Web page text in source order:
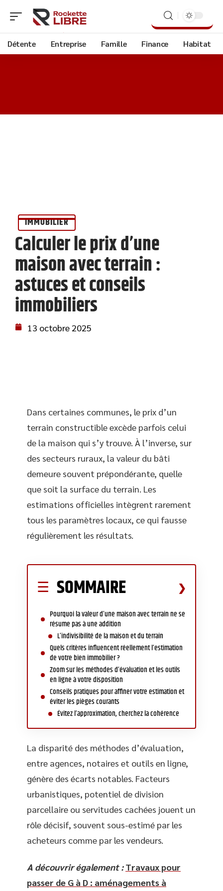
Détente Entreprise Famille Finance Habitat
IMMOBILIER
Calculer le prix d’une
maison avec terrain :
astuces et conseils
immobiliers
13 octobre 2025
Dans certaines communes, le prix d’un
terrain constructible excède parfois celui
de la maison qui s’y trouve. À l’inverse, sur
des secteurs ruraux, la valeur du bâti
demeure souvent prépondérante, quelle
que soit la surface du terrain. Les
estimations officielles intègrent rarement
tous les paramètres locaux, ce qui fausse
régulièrement les résultats.
SOMMAIRE
Pourquoi la valeur d’une maison avec terrain ne se
résume pas à une addition
L’indivisibilité de la maison et du terrain
Quels critères influencent réellement l’estimation
de votre bien immobilier ?
Zoom sur les méthodes d’évaluation et les outils
en ligne à votre disposition
Conseils pratiques pour affiner votre estimation et
éviter les pièges courants
Évitez l’approximation, cherchez la cohérence
La disparité des méthodes d’évaluation,
entre agences, notaires et outils en ligne,
génère des écarts notables. Facteurs
urbanistiques, potentiel de division
parcellaire ou servitudes cachées jouent un
rôle décisif, souvent sous-estimé par les
acheteurs comme par les vendeurs.
A découvrir également : Travaux pour
passer de G à D : aménagements à